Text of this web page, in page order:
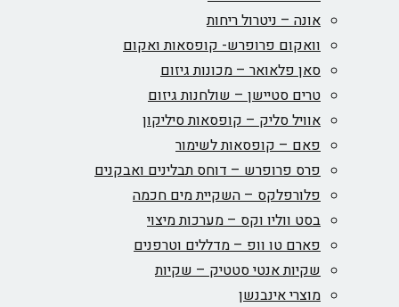
אונה – ניטרול ריחות
וואקום פרופרש- קופסאות ואקום
סאן פלאואר – מכונות גיזום
טרים סטיישן – שולחנות גיזום
אוויל סליק – קופסאות סיליקון
פאם – קופסאות לשימור
פרס פרופרש – דוחס תבלינים ואבקנים
פלורפלקס – השקיית מים חכמה
בסט ווליו וקס – מערכות מיצוי
פארם טו וופ – מדללים וטרפנים
שקיות אנטי סטטיק – שקיות
מוצרי אינבנשן